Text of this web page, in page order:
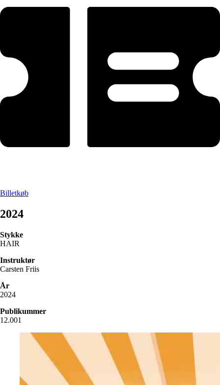
Billetkøb
2024
Stykke
HAIR
Instruktør
Carsten Friis
År
2024
Publikummer
12.001